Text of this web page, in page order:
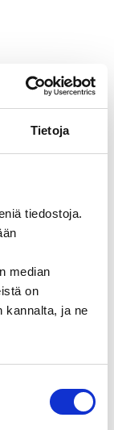
Tietoja
tiedostoja.
median
on
kannalta, ja ne
koulutuksen